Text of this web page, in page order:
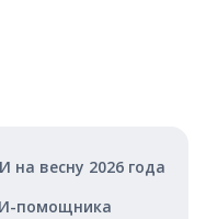
на весну 2026 года
помощника